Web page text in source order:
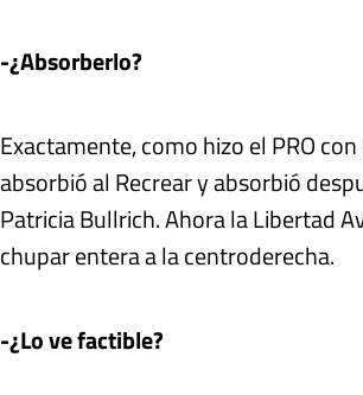
-¿Absorberlo?
Exactamente, como hizo el PRO
absorbió al Recrear y absorbió
Patricia Bullrich. Ahora la Libertad
chupar entera a la centroderecha.
-¿Lo ve factible?